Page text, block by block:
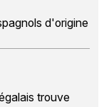
d'origine
trouve